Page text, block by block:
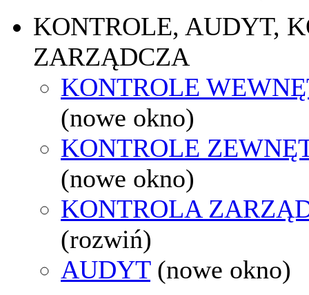
KONTROLE, AUDYT,
ZARZĄDCZA
KONTROLE
(nowe okno)
KONTROLE
(nowe okno)
KONTROLA
(rozwiń)
AUDYT (nowe okno)